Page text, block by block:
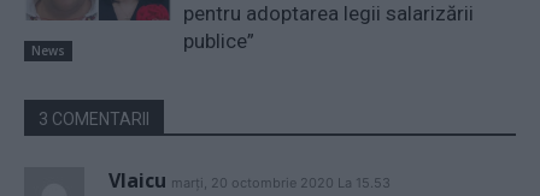
News
pentru adoptarea legii salarizării
publice”
3 COMENTARII
Vlaicu marți, 20 octombrie 2020 La 15.53